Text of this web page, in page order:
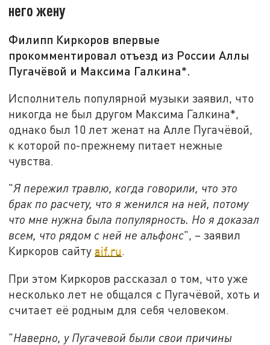
него жену
Филипп Киркоров впервые
прокомментировал отъезд из России Аллы
Пугачёвой и Максима Галкина*.
Исполнитель популярной музыки заявил, что
никогда не был другом Максима Галкина*,
однако был 10 лет женат на Алле Пугачёвой,
к которой по-прежнему питает нежные
чувства.
"Я пережил травлю, когда говорили, что это
брак по расчету, что я женился на ней, потому
что мне нужна была популярность. Но я доказал
всем, что рядом с ней не альфонс", – заявил
Киркоров сайтуaif.ru.
При этом Киркоров рассказал о том, что уже
несколько лет не общался с Пугачёвой, хоть и
считает её родным для себя человеком.
"Наверно, у Пугачевой были свои причины